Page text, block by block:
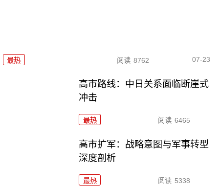
最热 阅读 8762 07-23
高市路线：中日关系面临断崖式
冲击
最热 阅读 6465
高市扩军：战略意图与军事转型
深度剖析
最热 阅读 5338